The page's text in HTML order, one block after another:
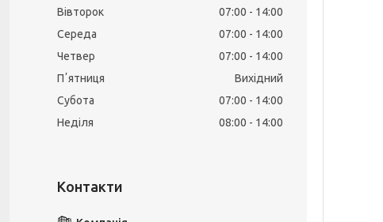
Вівторок
07:00
14:00
Середа
07:00
14:00
Четвер
07:00
14:00
Пʼятниця
Вихідний
Субота
07:00
14:00
Неділя
08:00 14:00